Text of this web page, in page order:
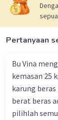
Pertanyaan
Bu Vina
kemasan 25
karung
berat beras
pilihlah